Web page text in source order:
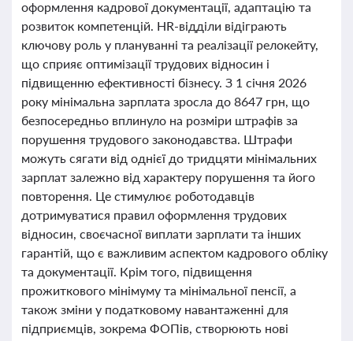
оформлення кадрової документації, адаптацію та
розвиток компетенцій. HR-відділи відіграють
ключову роль у плануванні та реалізації релокейту,
що сприяє оптимізації трудових відносин і
підвищенню ефективності бізнесу. З 1 січня 2026
року мінімальна зарплата зросла до 8647 грн, що
безпосередньо вплинуло на розміри штрафів за
порушення трудового законодавства. Штрафи
можуть сягати від однієї до тридцяти мінімальних
зарплат залежно від характеру порушення та його
повторення. Це стимулює роботодавців
дотримуватися правил оформлення трудових
відносин, своєчасної виплати зарплати та інших
гарантій, що є важливим аспектом кадрового обліку
та документації. Крім того, підвищення
прожиткового мінімуму та мінімальної пенсії, а
також зміни у податковому навантаженні для
підприємців, зокрема ФОПів, створюють нові